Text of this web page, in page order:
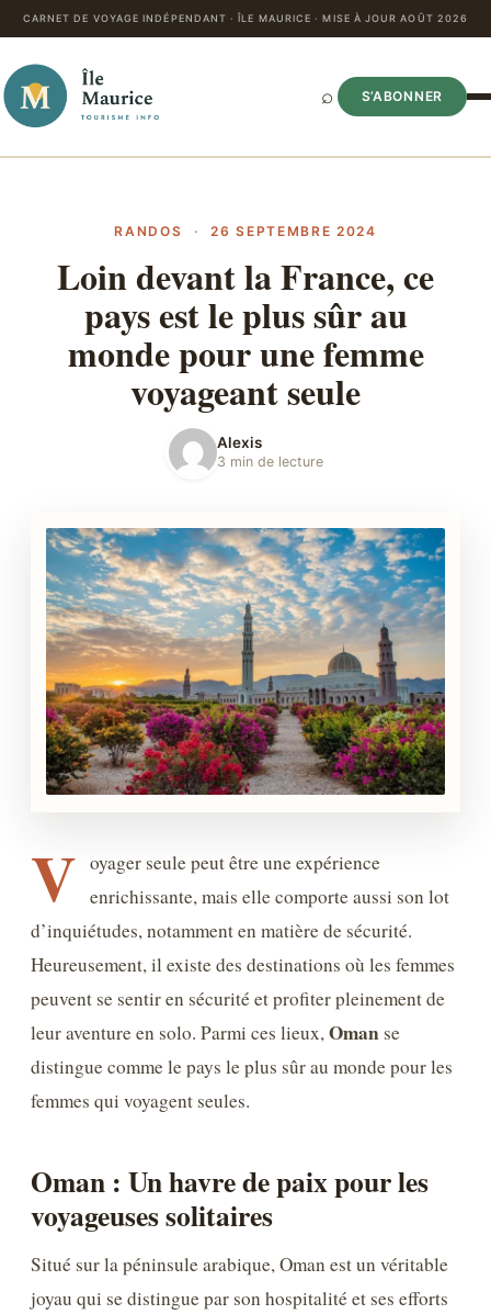
CARNET DE VOYAGE INDÉPENDANT · ÎLE MAURICE · MISE À JOUR AOÛT 2026
⌕ S’ABONNER
RANDOS · 26 SEPTEMBRE 2024
Loin devant la France, ce
pays est le plus sûr au
monde pour une femme
voyageant seule
Alexis
3 min de lecture
V oyager seule peut être une expérience
enrichissante, mais elle comporte aussi son lot
d’inquiétudes, notamment en matière de sécurité.
Heureusement, il existe des destinations où les femmes
peuvent se sentir en sécurité et profiter pleinement de
leur aventure en solo. Parmi ces lieux,Oman se
distingue comme le pays le plus sûr au monde pour les
femmes qui voyagent seules.
Oman : Un havre de paix pour les
voyageuses solitaires
Situé sur la péninsule arabique, Oman est un véritable
joyau qui se distingue par son hospitalité et ses efforts